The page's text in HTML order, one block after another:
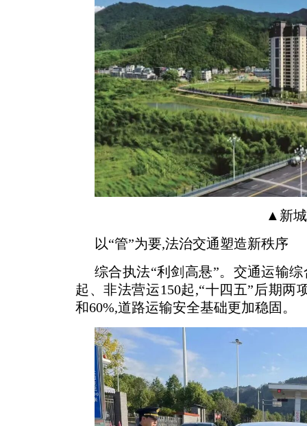
▲新
以“管”为要,法治交通塑造新秩序
综合执法“利剑高悬”。交通运输
起、非法营运150起,“十四五”后期两
和60%,道路运输安全基础更加稳固。